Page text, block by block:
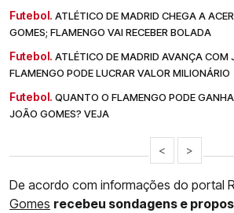
Futebol. ATLÉTICO DE MADRID CHEGA A
GOMES; FLAMENGO VAI RECEBER BOLADA
Futebol. ATLÉTICO DE MADRID AVANÇA COM
FLAMENGO PODE LUCRAR VALOR MILIONÁRIO
Futebol. QUANTO O FLAMENGO PODE
JOÃO GOMES? VEJA
< >
De acordo com informações do portal
Gomes recebeu sondagens e